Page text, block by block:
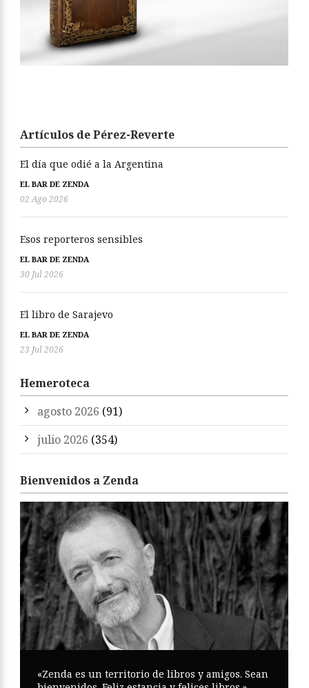
Artículos de Pérez-Reverte
El día que odié a la Argentina
EL BAR DE ZENDA
02 Ago 2026
Esos reporteros sensibles
EL BAR DE ZENDA
30 Jul 2026
El libro de Sarajevo
EL BAR DE ZENDA
23 Jul 2026
Hemeroteca
agosto 2026 (91)
julio 2026 (354)
Bienvenidos a Zenda
«Zenda es un territorio de libros y amigos. Sean